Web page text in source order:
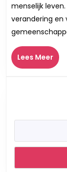
menselijk
verandering en
Lees MeerLees
Meer